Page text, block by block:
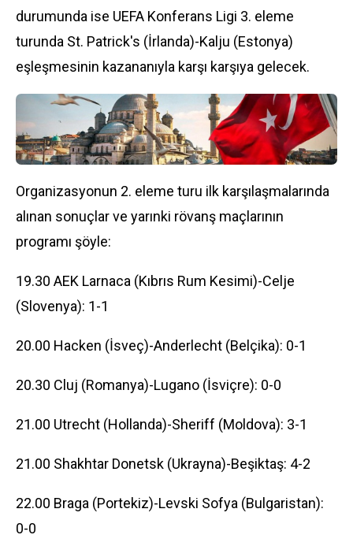
durumunda ise UEFA Konferans Ligi 3. eleme
turunda St. Patrick's (İrlanda)-Kalju (Estonya)
eşleşmesinin kazananıyla karşı karşıya gelecek.
Organizasyonun 2. eleme turu ilk karşılaşmalarında
alınan sonuçlar ve yarınki rövanş maçlarının
programı şöyle:
19.30 AEK Larnaca (Kıbrıs Rum Kesimi)-Celje
(Slovenya): 1-1
20.00 Hacken (İsveç)-Anderlecht (Belçika): 0-1
20.30 Cluj (Romanya)-Lugano (İsviçre): 0-0
21.00 Utrecht (Hollanda)-Sheriff (Moldova): 3-1
21.00 Shakhtar Donetsk (Ukrayna)-Beşiktaş: 4-2
22.00 Braga (Portekiz)-Levski Sofya (Bulgaristan):
0-0